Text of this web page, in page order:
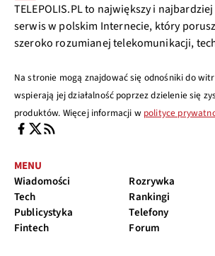
TELEPOLIS.PL to największy i
serwis w polskim Internecie, który
szeroko rozumianej telekomunikacji,
Na stronie mogą znajdować się odnośniki do
wspierają jej działalność poprzez dzielenie się
produktów. Więcej informacji w polityce
MENU
Wiadomości
Tech
Publicystyka
Fintech
Rozrywka
Rankingi
Telefony
Forum